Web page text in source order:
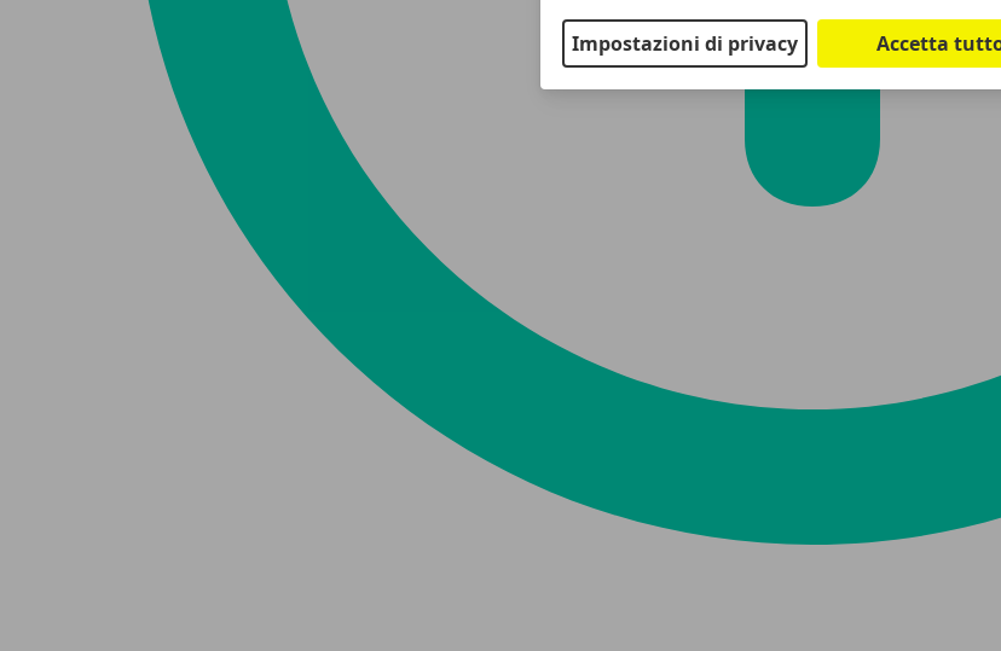
Impostazioni di privacy Accetta